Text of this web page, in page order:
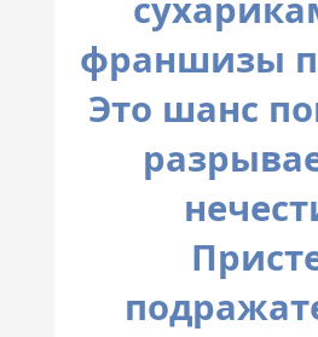
франшизы
Это шанс